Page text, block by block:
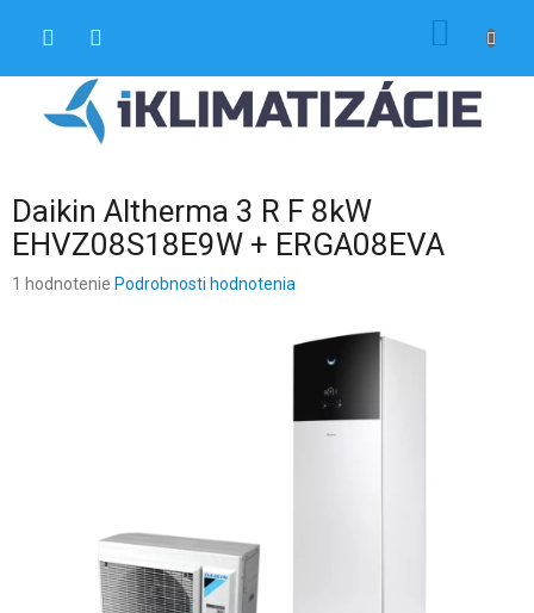
Daikin Altherma 3 R F 8kW
EHVZ08S18E9W + ERGA08EVA
Priemerné
1 hodnotenie Podrobnosti hodnotenia